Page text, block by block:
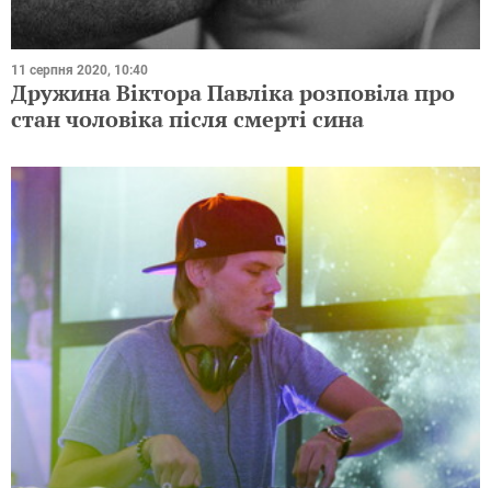
11 серпня 2020, 10:40
Дружина Віктора Павліка розповіла про
стан чоловіка після смерті сина